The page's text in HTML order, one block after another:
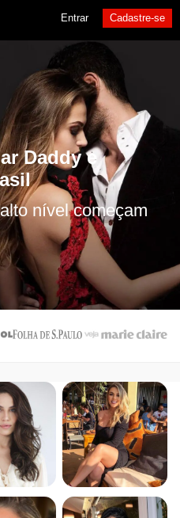
Entrar Cadastre-se
Daddy e
nível começam